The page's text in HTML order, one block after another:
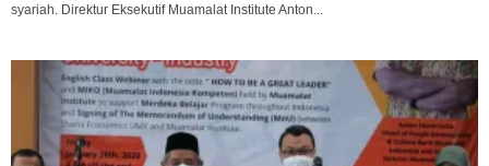
syariah. Direktur Eksekutif Muamalat Institute Anton...